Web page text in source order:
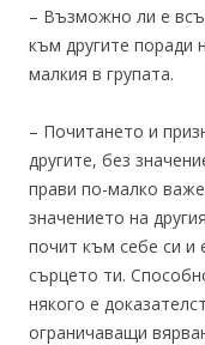
– Възможно ли е
към другите поради
малкия в групата.
– Почитането и
другите, без
прави по-малко
значението на
почит към себе си и
сърцето ти.
някого е
ограничаващи